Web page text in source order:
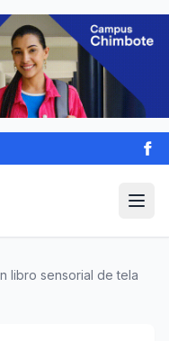
libro sensorial de tela